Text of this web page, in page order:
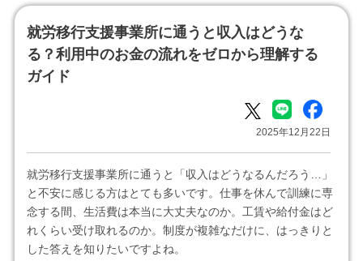
就労移行支援事業所に通うと収入はどうな
る？利用中のお金の流れをゼロから理解する
ガイド
2025年12月22日
就労移行支援事業所に通うと「収入はどうなるんだろう…」
と不安に感じる方はとても多いです。仕事を休んで訓練に専
念する間、生活費は本当に大丈夫なのか。工賃や給付金はど
れくらい受け取れるのか。制度が複雑なだけに、はっきりと
した答えを知りたいですよね。